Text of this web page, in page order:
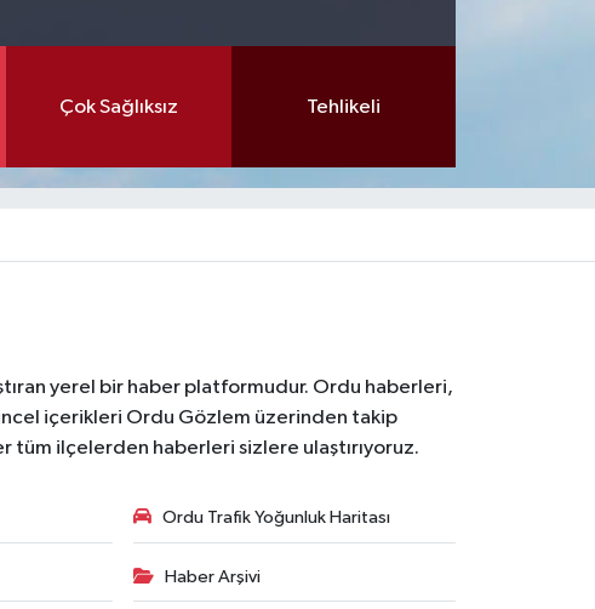
Çok Sağlıksız Tehlikeli
yerel bir haber platformudur. Ordu haberleri,
içerikleri Ordu Gözlem üzerinden takip
tüm ilçelerden haberleri sizlere ulaştırıyoruz.
Ordu Trafik Yoğunluk Haritası
Haber Arşivi